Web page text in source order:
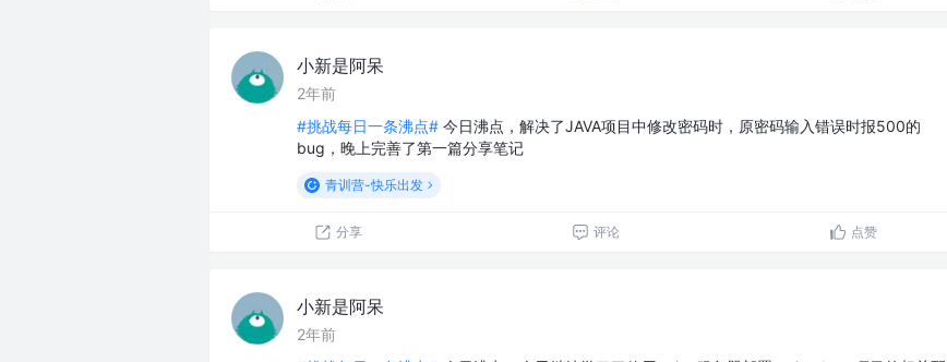
小新是阿呆
2年前
#挑战每日一条沸点# 今日沸点，解决了JAVA项目中修改密码时，原密码输入错误时报500的
bug，晚上完善了第一篇分享笔记
青训营-快乐出发
分享 评论 点赞
小新是阿呆
2年前